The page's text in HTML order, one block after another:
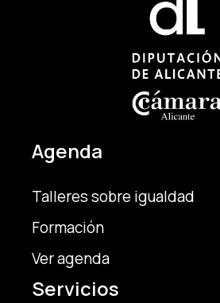
Servicios
Agenda
Talleres sobre igualdad
Formación
Ver agenda